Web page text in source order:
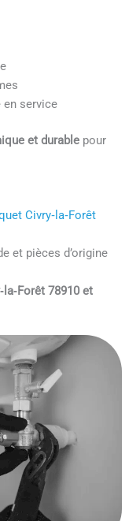
en service
et durablepour
Civry‑la‑Forêt
et pièces d’origine
78910 et